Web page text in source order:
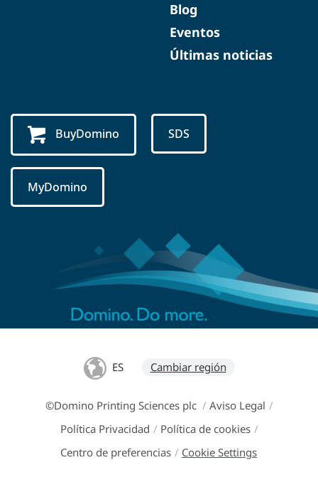
Blog
Eventos
Últimas noticias
BuyDomino SDS
MyDomino
ES Cambiar región
©Domino Printing Sciences plc / Aviso Legal /
Política Privacidad / Política de cookies /
Centro de preferencias / Cookie Settings